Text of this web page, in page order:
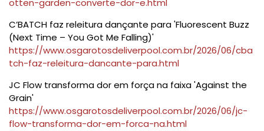
otten-garden-converte-dor-e.html
C’BATCH faz releitura dançante para 'Fluorescent Buzz
(Next Time – You Got Me Falling)'
https://www.osgarotosdeliverpool.com.br/2026/06/cba
tch-faz-releitura-dancante-para.html
JC Flow transforma dor em força na faixa 'Against the
Grain'
https://www.osgarotosdeliverpool.com.br/2026/06/jc-
flow-transforma-dor-em-forca-na.html